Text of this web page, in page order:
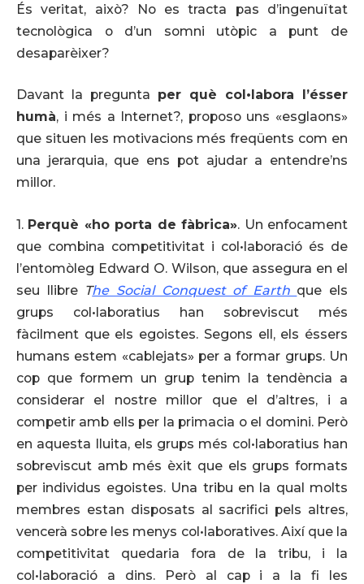
És veritat, això? No es tracta pas d’ingenuïtat
tecnològica o d’un somni utòpic a punt de
desaparèixer?
Davant la pregunta per què col•labora l’ésser
humà, i més a Internet?, proposo uns «esglaons»
que situen les motivacions més freqüents com en
una jerarquia, que ens pot ajudar a entendre’ns
millor.
1. Perquè «ho porta de fàbrica». Un enfocament
que combina competitivitat i col•laboració és de
l’entomòleg Edward O. Wilson, que assegura en el
seu llibre The Social Conquest of Earth que els
grups col•laboratius han sobreviscut més
fàcilment que els egoistes. Segons ell, els éssers
humans estem «cablejats» per a formar grups. Un
cop que formem un grup tenim la tendència a
considerar el nostre millor que el d’altres, i a
competir amb ells per la primacia o el domini. Però
en aquesta lluita, els grups més col•laboratius han
sobreviscut amb més èxit que els grups formats
per individus egoistes. Una tribu en la qual molts
membres estan disposats al sacrifici pels altres,
vencerà sobre les menys col•laboratives. Així que la
competitivitat quedaria fora de la tribu, i la
col•laboració a dins. Però al cap i a la fi les